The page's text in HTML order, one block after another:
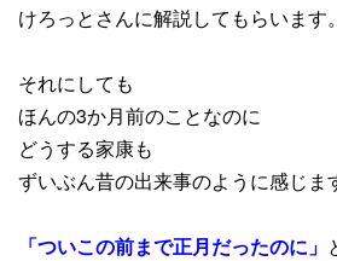
けろっとさんに解説してもらいます。
それにしても
ほんの3か月前のことなのに
どうする家康も
ずいぶん昔の出来事のように感じま
「ついこの前まで正月だったのに」